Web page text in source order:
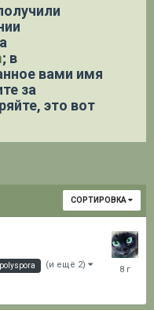
; в
вами имя
за
это вот
СОРТИРОВКА
(и ещё 2)